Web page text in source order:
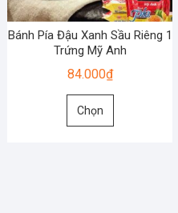
Bánh Pía Đậu Xanh Sầu Riêng 1
Trứng Mỹ Anh
84.000₫
Chọn
Sản